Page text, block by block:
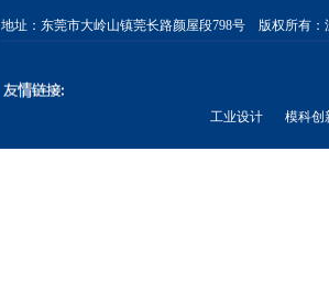
地址： 东莞市大岭山镇莞长路颜屋段798号 版权所有：
工业设计 模科创